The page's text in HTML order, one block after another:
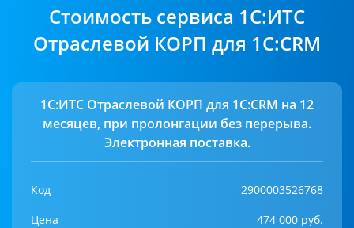
Cтоимость сервиса 1С:ИТС
Отраслевой КОРП для 1С:CRM
1С:ИТС Отраслевой КОРП для 1С:CRM на 12
месяцев, при пролонгации без перерыва.
Электронная поставка.
Код
2900003526768
Цена
474 000 руб.